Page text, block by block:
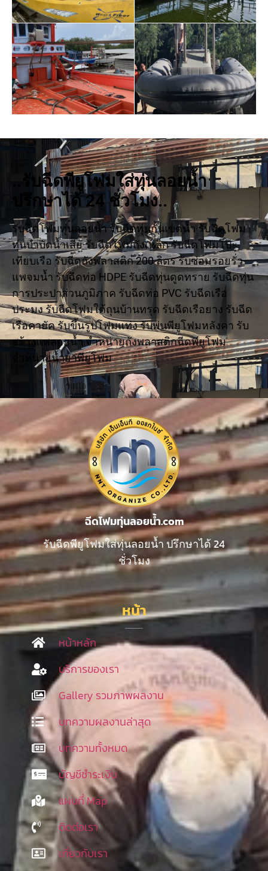
..รับฉีดพียูโฟมใส่ทุ่นลอยน้ำ
ปรึกษาได้ 24 ชั่วโมง..
รับฉีดโฟมทุ่นลอยน้ำ รับฉีดทุ่นกั้นเขตน้ำ รับฉีดโฟม
ทุ่นบำบัดน้ำเสีย รับฉีดโฟมถังเหล็ก รับฉีดโฟมโป๊ะ
เทียบเรือ รับฉีดถังพลาสติก 200 ลิตร รับซ่อมรอยรั่ว
แพจมน้ำ รับฉีดท่อ HDPE รับฉีดทุ่นดูดทราย รับฉีดทุ่น
การประปาส่วนภูมิภาค รับฉีดท่อ PVC รับฉีดเรือ
ประมง รับฉีดโฟมใต้ถุนบ้านทรุด รับฉีดเรือยาง รับฉีด
เรือคายัค รับขึ้นรูปโฟมแท่ง รับพ่นพียูโฟมหลังคา รับ
สร้างแพลอยน้ำ จำหน่ายถังพลาสติกฉีดพียูโฟม
จำหน่ายน้ำยาพียูโฟม
ฉีดโฟมทุ่นลอยน้ำ.com
รับฉีดพียูโฟมใส่ทุ่นลอยน้ำ ปรึกษาได้ 24
ชั่วโมง
หน้า
หน้าหลัก
บริการของเรา
Gallery รวมภาพผลงาน
บทความผลงานล่าสุด
บทความทั้งหมด
บัญชีชำระเงิน
แผนที่ Map
ติดต่อเรา
เกี่ยวกับเรา